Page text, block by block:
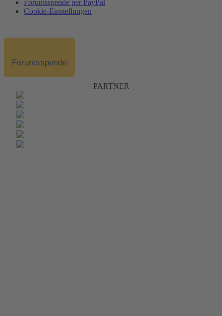
Forumsspende per PayPal
Cookie-Einstellungen
Forumsspende
PARTNER